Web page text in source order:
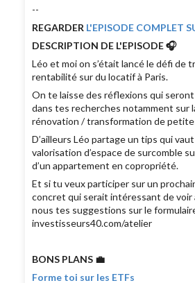
--
REGARDER L'EPISODE COMPLET
DESCRIPTION DE L'EPISODE 🎧
Léo et moi on s’était lancé le défi de
rentabilité sur du locatif à Paris.
On te laisse des réflexions qui
dans tes recherches notamment sur
rénovation / transformation de
D’ailleurs Léo partage un tips qui
valorisation d’espace de surcomble
d’un appartement en copropriété.
Et si tu veux participer sur un
concret qui serait intéressant de voir
nous tes suggestions sur le
investisseurs40.com/atelier
BONS PLANS 💼
Forme toi sur les ETFs